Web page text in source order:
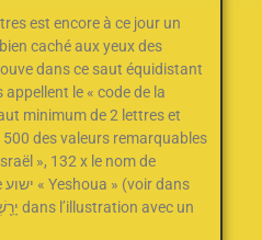
est encore à ce jour un
caché aux yeux des
dans ce saut équidistant
le « code de la
de 2‭ ‬lettres et